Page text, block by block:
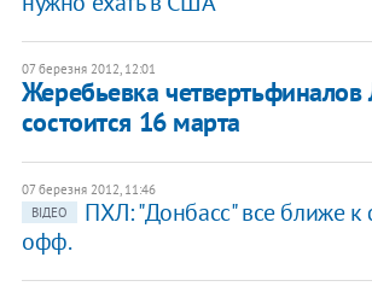
07 березня 2012, 12:01
Жеребьевка
состоится 16 марта
07 березня 2012, 11:46
ВІДЕО
​ПХЛ: "Донбасс" все ближе к
офф.